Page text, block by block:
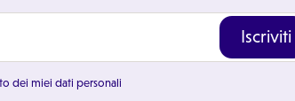
Iscriviti
dei miei dati personali